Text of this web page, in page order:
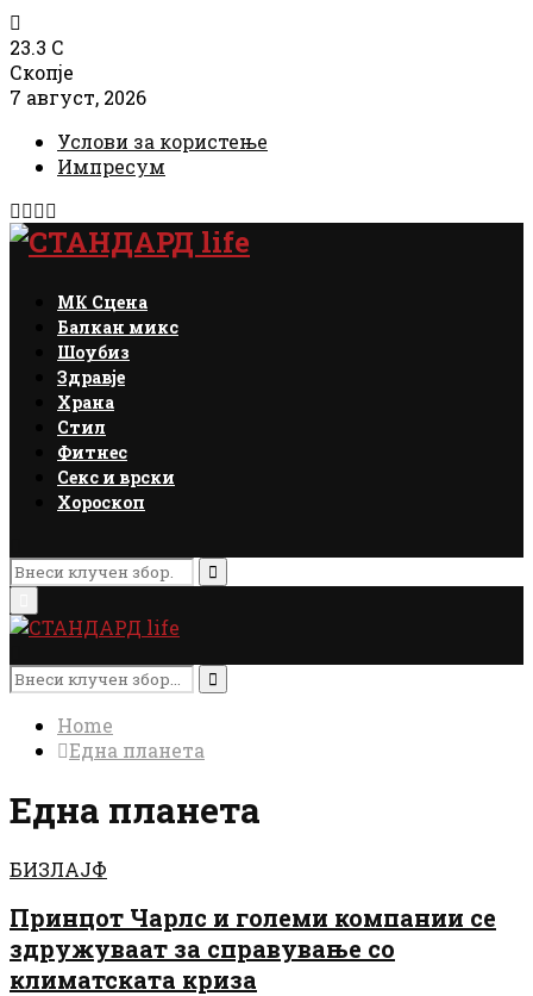
23.3 C
Скопје
7 август, 2026
Услови за користење
Импресум
Facebook
Instagram
Email
МК Сцена
Балкан микс
Шоубиз
Здравје
Храна
Стил
Фитнес
Секс и врски
Хороскоп
Search
for:
Search
Menu
Search
for:
Search
Home
Една планета
Една планета
БИЗЛАЈФ
Принцот Чарлс и големи компании се
здружуваат за справување со
климатската криза